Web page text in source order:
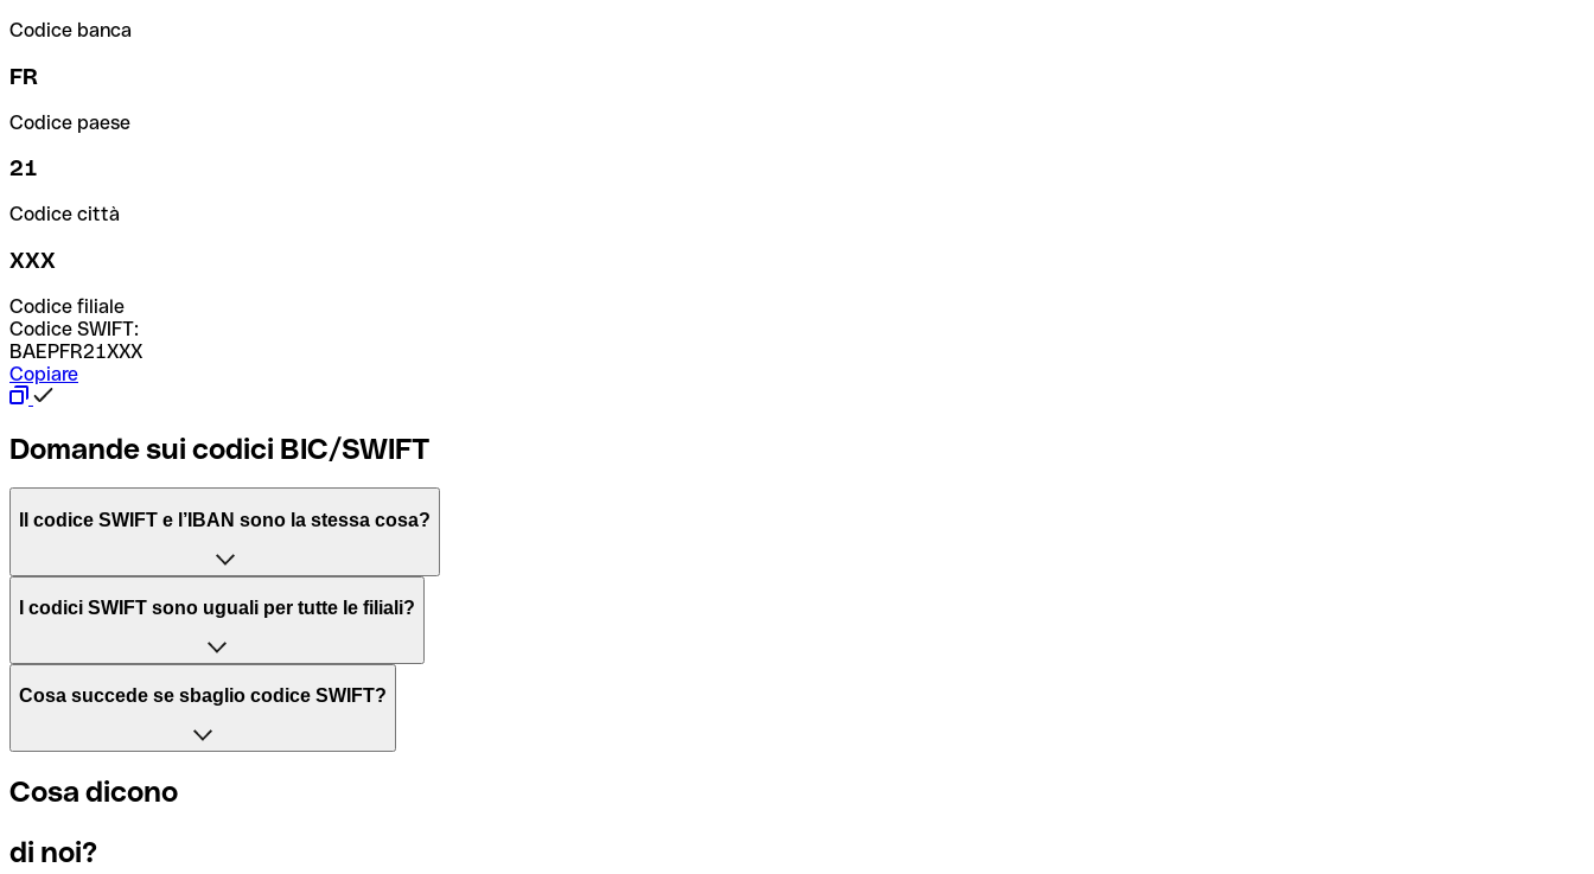
Codice banca
FR
Codice paese
21
Codice città
XXX
Codice filiale
Codice SWIFT:
BAEPFR21XXX
Copiare
Domande sui codici BIC/SWIFT
Il codice SWIFT e l’IBAN sono la stessa cosa?
L'acronimo SWIFT sta per “Society for Worldwide Interbank Financial Telecommunication”, una rete globale per l’elaborazione dei pagamenti tra diversi Paesi.
Il BIC, invece, sta per “Bank Identifier Code” ed è una sequenza di caratteri necessaria per indirizzare un bonifico internazionale.
I codici SWIFT sono uguali per tutte le filiali?
Dipende dalle banche. In alcuni casi le banche utilizzano lo stesso codice SWIFT per filiali diverse. In altri casi, le banche preferiscono avere un codice SWIFT dedicato per ogni
Per sapere a quale filiale fa riferimento un codice SWIFT, è necessario controllare le ultime cifre. Se il codice termina con XXX, significa che è il codice SWIFT della sede centrale.
Cosa succede se sbaglio codice SWIFT?
Se per caso invii un pagamento a un codice SWIFT esistente ma sbagliato, la banca ricevente deve segnalare che non gestisce il conto del destinatario e stornare il pagamento.
Se ti accorgi di aver usato un codice SWIFT sbagliato, contatta immediatamente la tua banca e chiedi di annullare la transazione.
Cosa dicono
di noi?